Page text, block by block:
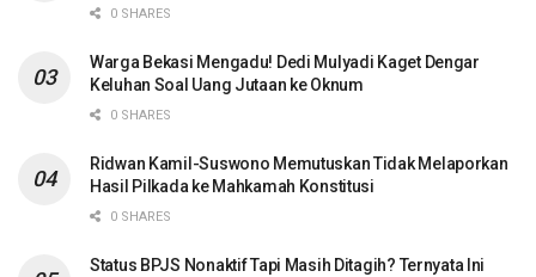
0 SHARES
Warga Bekasi Mengadu! Dedi Mulyadi Kaget Dengar
Keluhan Soal Uang Jutaan ke Oknum
0 SHARES
Ridwan Kamil-Suswono Memutuskan Tidak Melaporkan
Hasil Pilkada ke Mahkamah Konstitusi
0 SHARES
Status BPJS Nonaktif Tapi Masih Ditagih? Ternyata Ini